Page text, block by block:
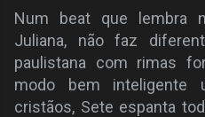
Num beat que lembra
Juliana, não faz
paulistana com rimas
modo bem inteligente
cristãos, Sete espanta